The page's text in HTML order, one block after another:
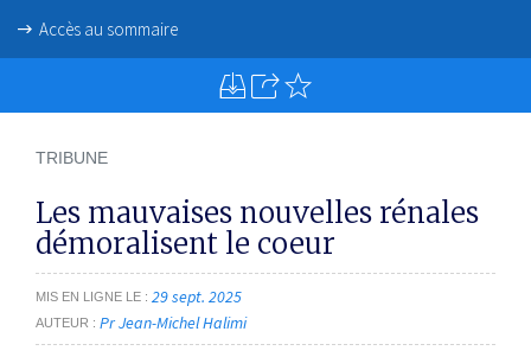
Accès au sommaire
TRIBUNE
Les mauvaises nouvelles rénales
démoralisent le coeur
MIS EN LIGNE LE 29 sept. 2025
AUTEUR Pr Jean-Michel Halimi